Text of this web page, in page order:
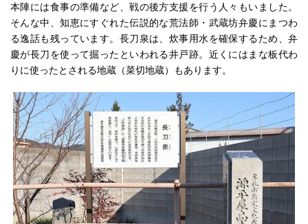
本陣には食事の準備など、戦の後方支援を行う人々もいました。
そんな中、知恵にすぐれた伝説的な荒法師・武蔵坊弁慶にまつわ
る逸話も残っています。長刀泉は、炊事用水を確保するため、弁
慶が長刀を使って掘ったといわれる井戸跡。近くにはまな板代わ
りに使ったとされる地蔵（菜切地蔵）もあります。